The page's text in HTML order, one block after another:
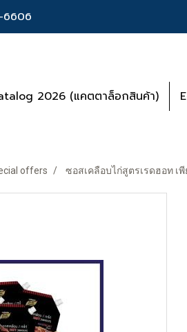
6606
2026 (แคตตาล็อกสินค้า)
offers ซอสเคลือบไก่สูตรเรดฮอท เ